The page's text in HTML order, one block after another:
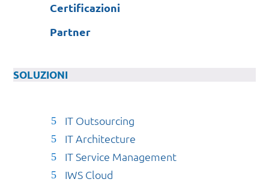
Certificazioni
Partner
SOLUZIONI
IT Outsourcing
IT Architecture
IT Service Management
IWS Cloud